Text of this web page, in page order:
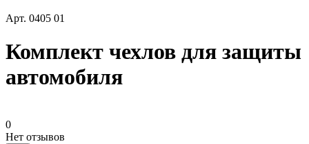
Арт. 0405 01
Комплект чехлов для защиты
автомобиля
0
Нет отзывов